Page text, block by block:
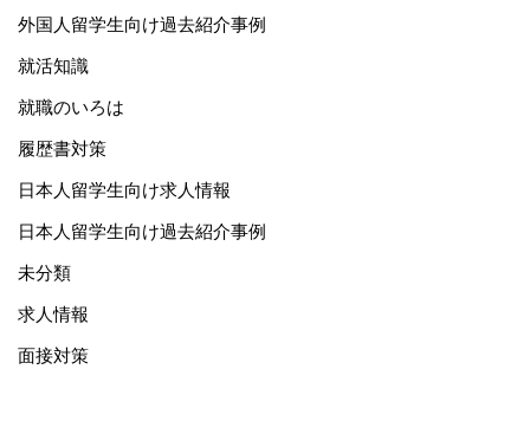
外国人留学生向け過去紹介事例
就活知識
就職のいろは
履歴書対策
日本人留学生向け求人情報
日本人留学生向け過去紹介事例
未分類
求人情報
面接対策